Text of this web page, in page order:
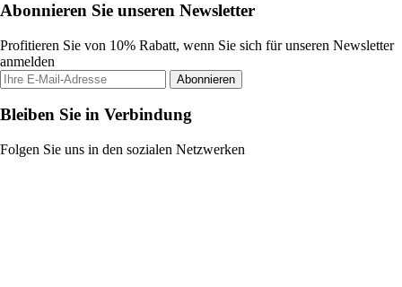
Abonnieren Sie unseren Newsletter
Profitieren Sie von 10% Rabatt, wenn Sie sich für unseren Newsletter
anmelden
Abonnieren
Bleiben Sie in Verbindung
Folgen Sie uns in den sozialen Netzwerken